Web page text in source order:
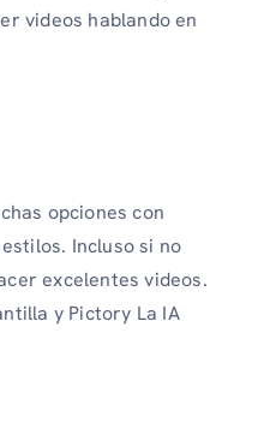
videos hablando en
opciones con
Incluso si no
excelentes videos.
y Pictory La IA